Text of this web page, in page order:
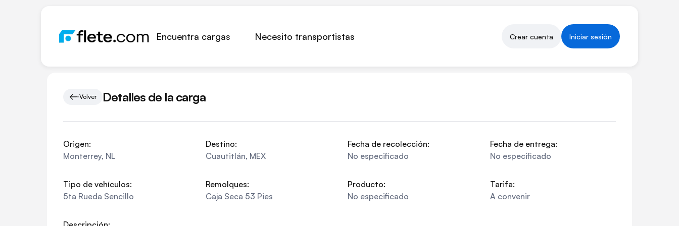
Encuentra cargas Necesito transportistas Crear cuenta Iniciar sesión
Volver Detalles de la carga
Origen:
Monterrey, NL
Destino:
Cuautitlán, MEX
Fecha de recolección:
No especificado
Fecha de entrega:
No especificado
Tipo de vehículos:
5ta Rueda Sencillo
Remolques:
Caja Seca 53 Pies
Producto:
No especificado
Tarifa:
A convenir